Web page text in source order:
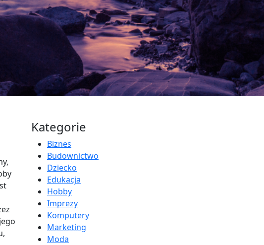
Kategorie
Biznes
Budownictwo
Dziecko
Edukacja
Hobby
Imprezy
Komputery
Marketing
Moda